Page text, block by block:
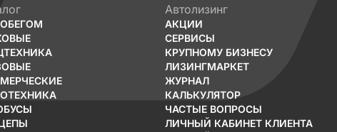
Автолизинг
АКЦИИ
СЕРВИСЫ
КРУПНОМУ БИЗНЕСУ
ЛИЗИНГМАРКЕТ
ЖУРНАЛ
КАЛЬКУЛЯТОР
ЧАСТЫЕ ВОПРОСЫ
ЛИЧНЫЙ КАБИНЕТ КЛИЕНТА